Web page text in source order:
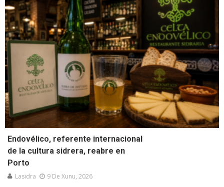
Endovélico, referente internacional
de la cultura sidrera, reabre en
Porto
Lasidra 9 De Xunu, 2026